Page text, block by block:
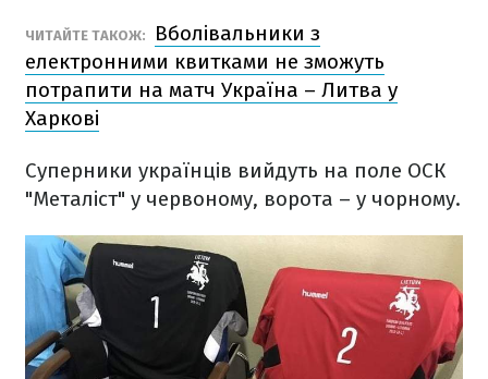
ЧИТАЙТЕ ТАКОЖ:
Вболівальники з
електронними квитками не зможуть
потрапити на матч Україна – Литва у
Харкові
Суперники українців вийдуть на поле ОСК
"Металіст" у червоному, ворота – у чорному.